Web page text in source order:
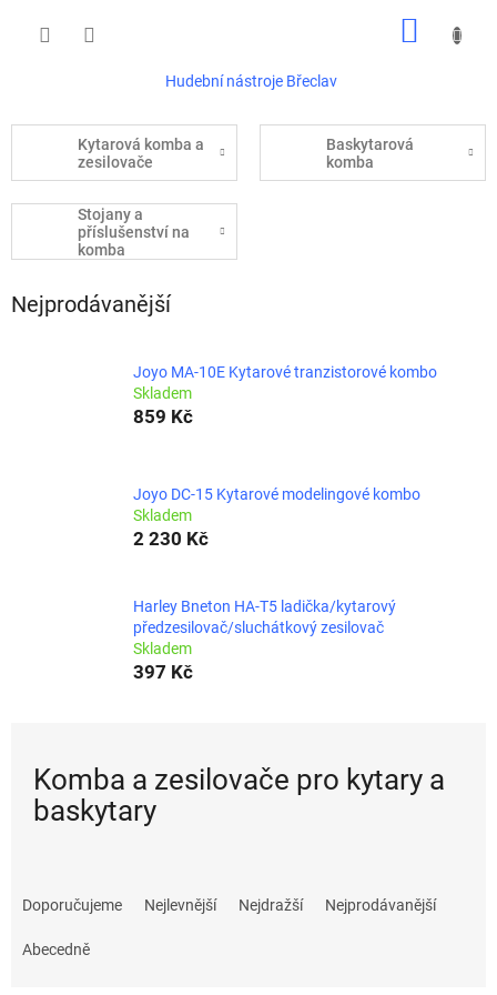
Hudební nástroje Břeclav
Kytarová komba a
zesilovače
Baskytarová
komba
Stojany a
příslušenství na
komba
Nejprodávanější
Joyo MA-10E Kytarové tranzistorové kombo
Skladem
859 Kč
Joyo DC-15 Kytarové modelingové kombo
Skladem
2 230 Kč
Harley Bneton HA-T5 ladička/kytarový
předzesilovač/sluchátkový zesilovač
Skladem
397 Kč
Komba a zesilovače pro kytary a
baskytary
Doporučujeme Nejlevnější Nejdražší Nejprodávanější
Abecedně